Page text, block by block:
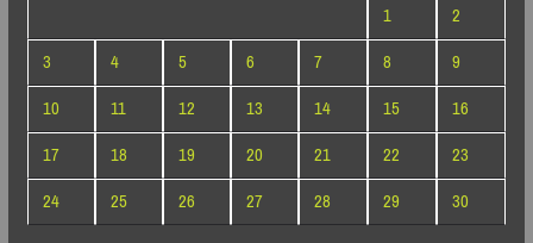
1
2
3
4 5 6 7 8
9
10
11 12 13 14 15
16
17
18 19 20 21 22
23
24
25 26 27 28 29
30